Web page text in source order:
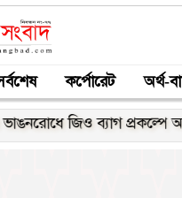
কর্পোরেট অর্থ-
জিও ব্যাগ প্রকল্পে অনিয়মের